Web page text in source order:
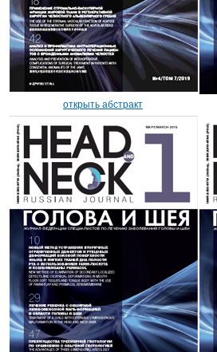
открыть абстракт